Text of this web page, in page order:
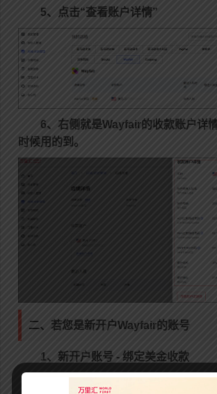
5、点击“查看账户详情”
6、右侧就是Wayfair的收款账户详
时候用的到。
二、若您是新开户Wayfair的账号
1、新开户账号 - 绑定美金收款